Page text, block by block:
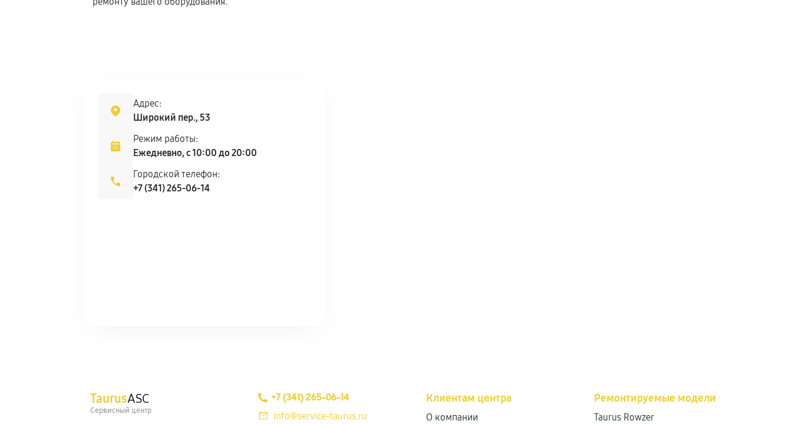
Адрес:
Широкий пер., 53
Режим работы:
Ежедневно, с 10:00 до 20:00
Городской телефон:
+7 (341) 265-06-14
TaurusASC
Сервисный центр
+7 (341) 265-06-14
info@service-taurus.ru
Клиентам центра
О компании
Ремонтируемые модели
Taurus Rowzer